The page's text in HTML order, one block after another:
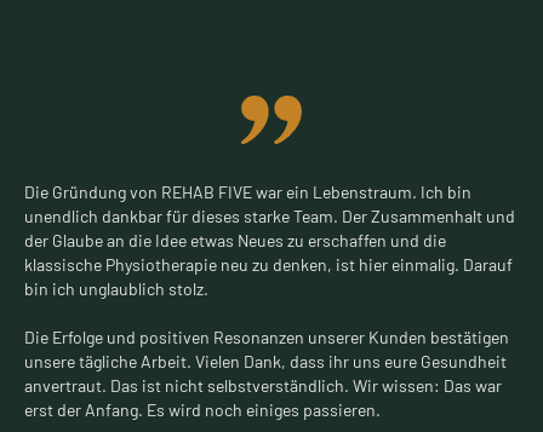
Die Gründung von REHAB FIVE war ein Lebenstraum. Ich bin
unendlich dankbar für dieses starke Team. Der Zusammenhalt und
der Glaube an die Idee etwas Neues zu erschaffen und die
klassische Physiotherapie neu zu denken, ist hier einmalig. Darauf
bin ich unglaublich stolz.
Die Erfolge und positiven Resonanzen unserer Kunden bestätigen
unsere tägliche Arbeit. Vielen Dank, dass ihr uns eure Gesundheit
anvertraut. Das ist nicht selbstverständlich. Wir wissen: Das war
erst der Anfang. Es wird noch einiges passieren.